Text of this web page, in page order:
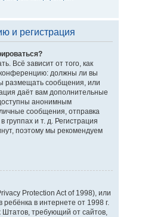
и регистрация
Всё зависит от того, как
должны ли вы
размещать сообщения, или
даёт вам дополнительные
анонимным
сообщения, отправка
и т. д. Регистрация
поэтому мы рекомендуем
Protection Act of 1998), или
в интернете от 1998 г.
требующий от сайтов,